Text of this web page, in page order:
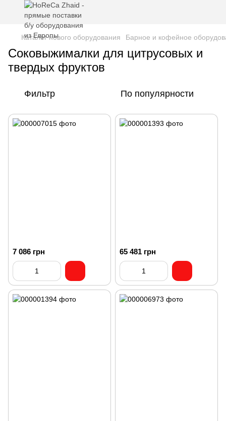
Каталог нового оборудования Барное и кофейное
Соковыжималки для цитрусовых и
твердых фруктов
Фильтр По популярности
7 086 грн 65 481 грн